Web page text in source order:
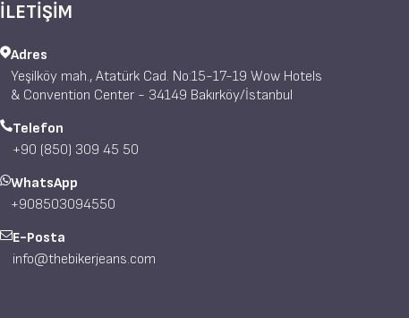
İLETİŞİM
Adres
Yeşilköy mah., Atatürk Cad. No:15-17-19 Wow Hotels
& Convention Center - 34149 Bakırköy/İstanbul
Telefon
+90 (850) 309 45 50
WhatsApp
+908503094550
E-Posta
info@thebikerjeans.com